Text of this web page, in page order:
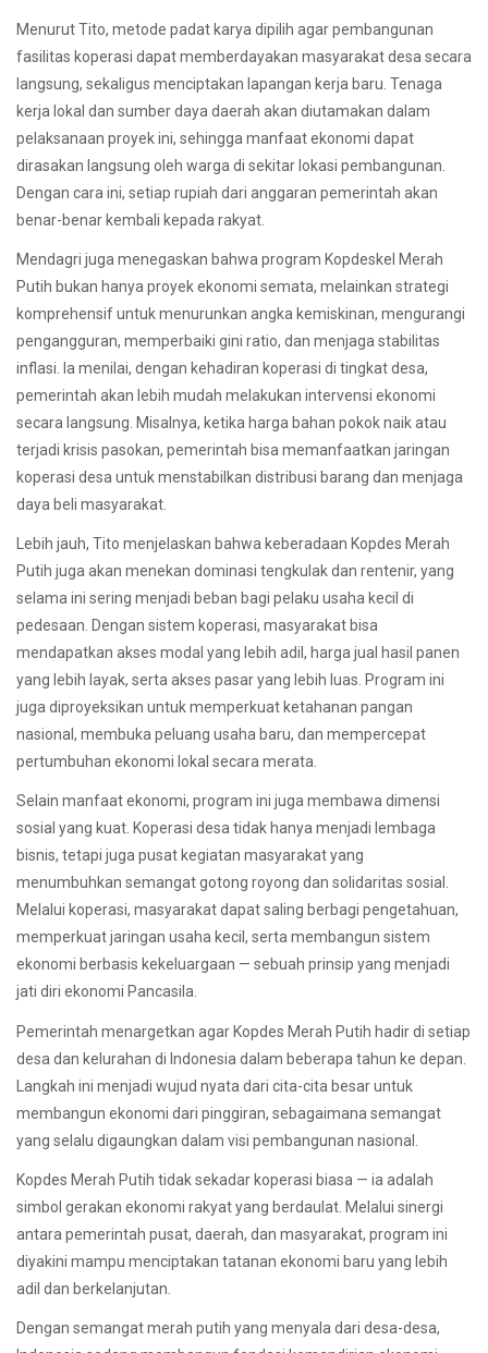
Menurut Tito, metode padat karya dipilih agar pembangunan
fasilitas koperasi dapat memberdayakan masyarakat desa secara
langsung, sekaligus menciptakan lapangan kerja baru. Tenaga
kerja lokal dan sumber daya daerah akan diutamakan dalam
pelaksanaan proyek ini, sehingga manfaat ekonomi dapat
dirasakan langsung oleh warga di sekitar lokasi pembangunan.
Dengan cara ini, setiap rupiah dari anggaran pemerintah akan
benar-benar kembali kepada rakyat.
Mendagri juga menegaskan bahwa program Kopdeskel Merah
Putih bukan hanya proyek ekonomi semata, melainkan strategi
komprehensif untuk menurunkan angka kemiskinan, mengurangi
pengangguran, memperbaiki gini ratio, dan menjaga stabilitas
inflasi. Ia menilai, dengan kehadiran koperasi di tingkat desa,
pemerintah akan lebih mudah melakukan intervensi ekonomi
secara langsung. Misalnya, ketika harga bahan pokok naik atau
terjadi krisis pasokan, pemerintah bisa memanfaatkan jaringan
koperasi desa untuk menstabilkan distribusi barang dan menjaga
daya beli masyarakat.
Lebih jauh, Tito menjelaskan bahwa keberadaan Kopdes Merah
Putih juga akan menekan dominasi tengkulak dan rentenir, yang
selama ini sering menjadi beban bagi pelaku usaha kecil di
pedesaan. Dengan sistem koperasi, masyarakat bisa
mendapatkan akses modal yang lebih adil, harga jual hasil panen
yang lebih layak, serta akses pasar yang lebih luas. Program ini
juga diproyeksikan untuk memperkuat ketahanan pangan
nasional, membuka peluang usaha baru, dan mempercepat
pertumbuhan ekonomi lokal secara merata.
Selain manfaat ekonomi, program ini juga membawa dimensi
sosial yang kuat. Koperasi desa tidak hanya menjadi lembaga
bisnis, tetapi juga pusat kegiatan masyarakat yang
menumbuhkan semangat gotong royong dan solidaritas sosial.
Melalui koperasi, masyarakat dapat saling berbagi pengetahuan,
memperkuat jaringan usaha kecil, serta membangun sistem
ekonomi berbasis kekeluargaan — sebuah prinsip yang menjadi
jati diri ekonomi Pancasila.
Pemerintah menargetkan agar Kopdes Merah Putih hadir di setiap
desa dan kelurahan di Indonesia dalam beberapa tahun ke depan.
Langkah ini menjadi wujud nyata dari cita-cita besar untuk
membangun ekonomi dari pinggiran, sebagaimana semangat
yang selalu digaungkan dalam visi pembangunan nasional.
Kopdes Merah Putih tidak sekadar koperasi biasa — ia adalah
simbol gerakan ekonomi rakyat yang berdaulat. Melalui sinergi
antara pemerintah pusat, daerah, dan masyarakat, program ini
diyakini mampu menciptakan tatanan ekonomi baru yang lebih
adil dan berkelanjutan.
Dengan semangat merah putih yang menyala dari desa-desa,